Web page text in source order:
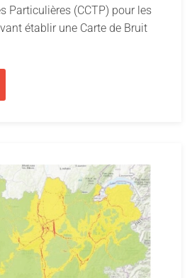
Particulières (CCTP) pour les
établir une Carte de Bruit